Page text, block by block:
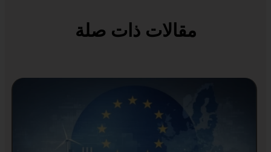
مقالات ذات صلة